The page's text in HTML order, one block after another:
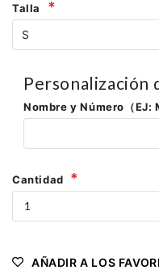
Talla
Personalización
Nombre y Número（EJ:
Cantidad
AÑADIR A LOS